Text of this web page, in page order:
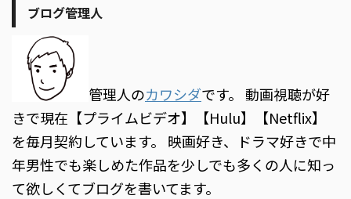
ブログ管理人
管理人のカワシダです。 動画視聴が好
きで現在【プライムビデオ】【Hulu】【Netflix】
を毎月契約しています。 映画好き、ドラマ好きで中
年男性でも楽しめた作品を少しでも多くの人に知っ
て欲しくてブログを書いてます。